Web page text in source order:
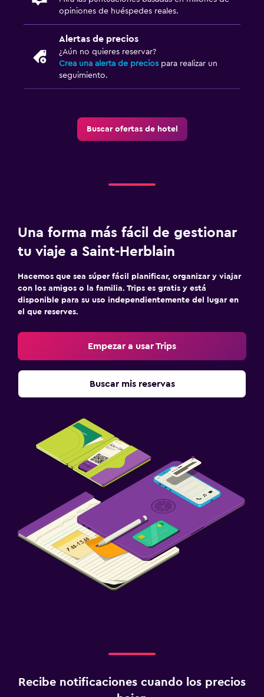
opiniones de huéspedes reales.
Alertas de precios
¿Aún no quieres reservar?
Crea una alerta de precios para realizar un
seguimiento.
Buscar ofertas de hotel
Una forma más fácil de gestionar
tu viaje a Saint-Herblain
Hacemos que sea súper fácil planificar, organizar y viajar
con los amigos o la familia. Trips es gratis y está
disponible para su uso independientemente del lugar en
el que reserves.
Empezar a usar Trips
Buscar mis reservas
Recibe notificaciones cuando los precios